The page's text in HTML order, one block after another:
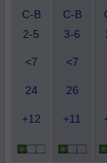
С-В
2-5
С-В
3-6
<7 <7
24 26
+12 +11